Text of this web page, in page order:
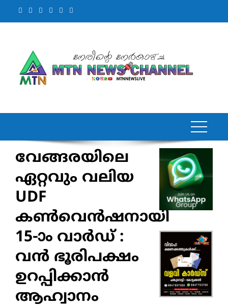
വേങ്ങരയിലെ
ഏറ്റവും വലിയ
UDF
കൺവെൻഷനായി
15-ാം വാർഡ് :
വൻ ഭൂരിപക്ഷം
ഉറപ്പിക്കാൻ
ആഹ്വാനം